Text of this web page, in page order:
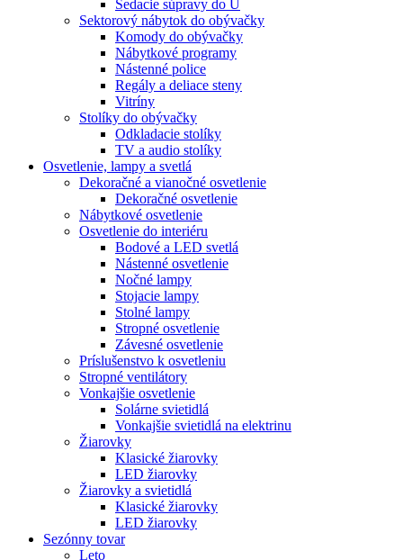
Sedacie súpravy do U
Sektorový nábytok do obývačky
Komody do obývačky
Nábytkové programy
Nástenné police
Regály a deliace steny
Vitríny
Stolíky do obývačky
Odkladacie stolíky
TV a audio stolíky
Osvetlenie, lampy a svetlá
Dekoračné a vianočné osvetlenie
Dekoračné osvetlenie
Nábytkové osvetlenie
Osvetlenie do interiéru
Bodové a LED svetlá
Nástenné osvetlenie
Nočné lampy
Stojacie lampy
Stolné lampy
Stropné osvetlenie
Závesné osvetlenie
Príslušenstvo k osvetleniu
Stropné ventilátory
Vonkajšie osvetlenie
Solárne svietidlá
Vonkajšie svietidlá na elektrinu
Žiarovky
Klasické žiarovky
LED žiarovky
Žiarovky a svietidlá
Klasické žiarovky
LED žiarovky
Sezónny tovar
Leto